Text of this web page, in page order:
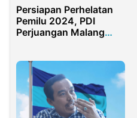
Persiapan Perhelatan
Pemilu 2024, PDI
Perjuangan Malang